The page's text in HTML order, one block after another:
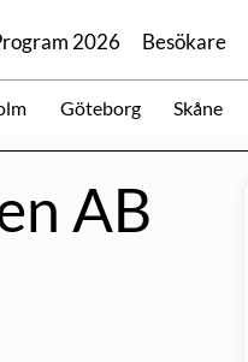
2026 Besökare
Göteborg Skåne
AB